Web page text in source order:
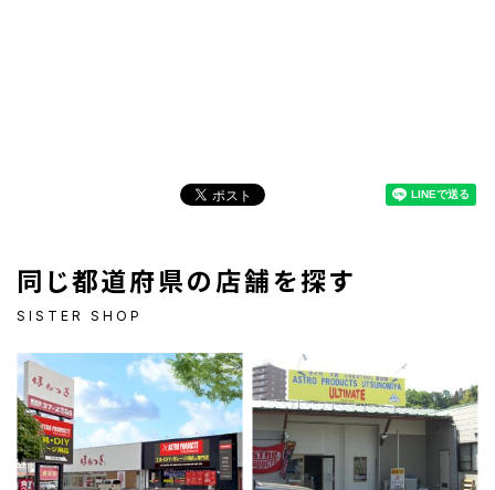
同じ都道府県の店舗を探す
SISTER SHOP